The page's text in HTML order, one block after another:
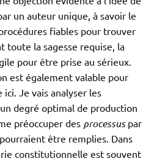
un auteur unique, à savoir le
fiables pour trouver
toute la sagesse requise, la
pour être prise au sérieux.
est également valable pour
ici. Je vais analyser les
degré optimal de production
préoccuper des processuspar
être remplies. Dans
constitutionnelle est souvent